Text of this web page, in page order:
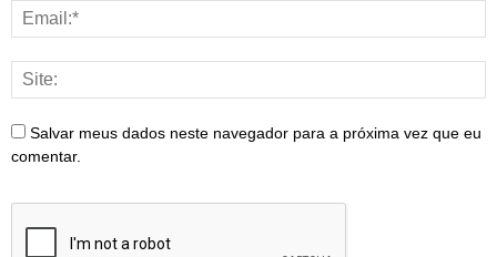
Salvar meus dados neste navegador para a próxima vez que eu
comentar.